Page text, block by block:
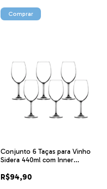
Conjunto 6 Taças para Vinho
Sidera 440ml com Inner
R$94,90